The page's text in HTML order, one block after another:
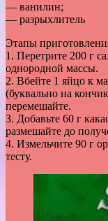
— ванилин;
— разрыхлитель
Этапы
1. Перетрите 200 г
однородной массы.
2. Вбейте 1 яйцо к
(буквально на
перемешайте.
3. Добавьте 60 г
размешайте до
4. Измельчите 90 г
тесту.